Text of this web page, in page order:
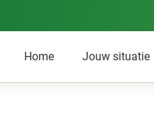
Home Jouw situatie